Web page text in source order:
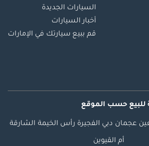
السيارات الجديدة
أخبار السيارات
قم ببيع سيارتك في الإمارات
للبيع حسب الموقع
عجمان دبي الفجيرة رأس الخيمة الشارقة
أم القيوين